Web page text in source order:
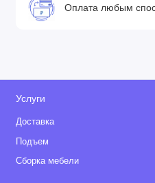
Оплата любым
Услуги
Доставка
Подъем
Сборка мебели